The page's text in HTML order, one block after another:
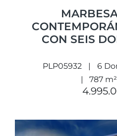
CON SEIS
PLP05932 6
787